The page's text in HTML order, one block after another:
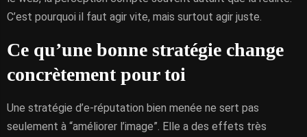
C’est pourquoi il faut agir vite, mais surtout agir juste.
Ce qu’une bonne stratégie change
concrètement pour toi
Une stratégie d’e-réputation bien menée ne sert pas
seulement à “améliorer l’image”. Elle a des effets très